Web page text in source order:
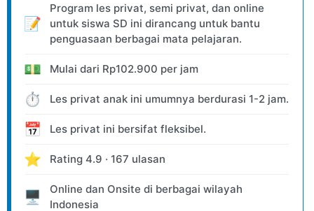
📝
Program les privat, semi privat, dan online
untuk siswa SD ini dirancang untuk bantu
penguasaan berbagai mata pelajaran.
💵 Mulai dari Rp102.900 per jam
⏱️ Les privat anak ini umumnya berdurasi 1-2 jam.
📅 Les privat ini bersifat fleksibel.
⭐ Rating 4.9 · 167 ulasan
🖥️ Online dan Onsite di berbagai wilayah
Indonesia